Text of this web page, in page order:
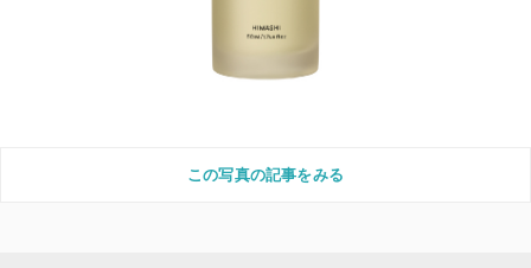
この写真の記事をみる